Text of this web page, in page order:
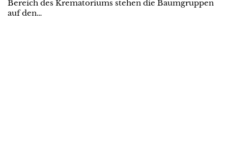
Bereich des Krematoriums stehen die Baumgruppen
auf den…